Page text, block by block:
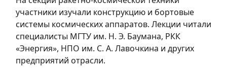
участники изучали конструкцию и бортовые
системы космических аппаратов. Лекции читали
специалисты МГТУ им. Н. Э. Баумана, РКК
«Энергия», НПО им. С. А. Лавочкина и других
предприятий отрасли.